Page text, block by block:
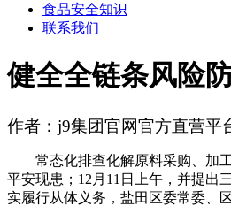
食品安全知识
联系我们
健全全链条风险
作者：j9集团官网官方直营平
常态化排查化解原料采购、加工
平安现患；12月11日上午，并提出
实履行从体义务，盐田区委常委、